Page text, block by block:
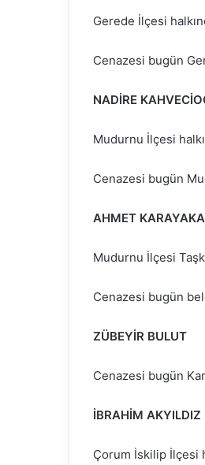
Gerede İlçesi
Cenazesi bugün
NADİRE
Mudurnu İlçesi
Cenazesi bugün
AHMET
Mudurnu İlçesi
Cenazesi bugün
ZÜBEYİR BULUT
Cenazesi bugün
İBRAHİM AKYILDIZ
Çorum İskilip İlçesi